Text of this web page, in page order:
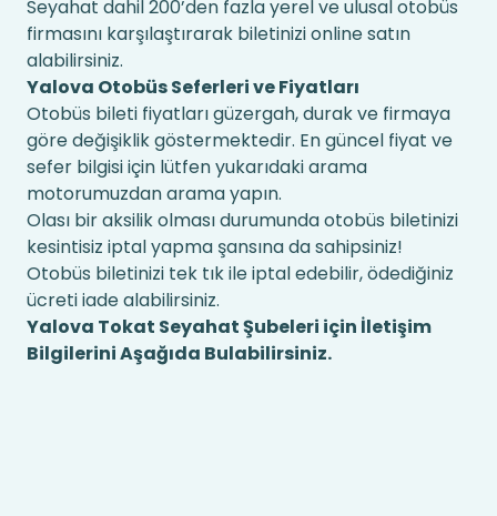
Seyahat dahil 200’den fazla yerel ve ulusal otobüs
firmasını karşılaştırarak biletinizi online satın
alabilirsiniz.
Yalova Otobüs Seferleri ve Fiyatları
Otobüs bileti fiyatları güzergah, durak ve firmaya
göre değişiklik göstermektedir. En güncel fiyat ve
sefer bilgisi için lütfen yukarıdaki arama
motorumuzdan arama yapın.
Olası bir aksilik olması durumunda otobüs biletinizi
kesintisiz iptal yapma şansına da sahipsiniz!
Otobüs biletinizi tek tık ile iptal edebilir, ödediğiniz
ücreti iade alabilirsiniz.
Yalova Tokat Seyahat Şubeleri için İletişim
Bilgilerini Aşağıda Bulabilirsiniz.